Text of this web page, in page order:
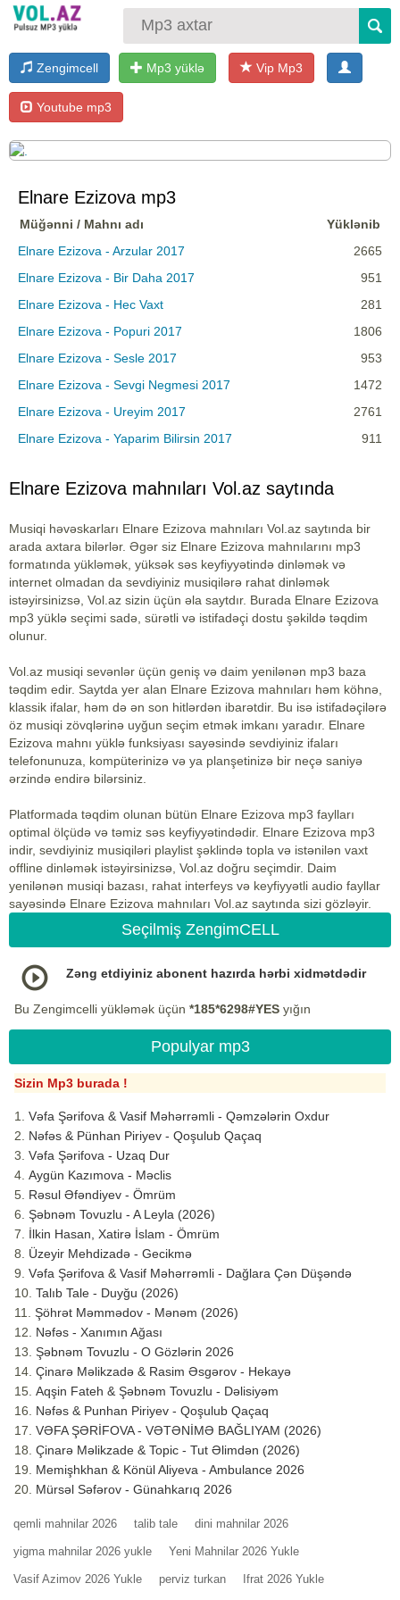
Zengimcell Mp3 yüklə Vip Mp3
Youtube mp3
Elnare Ezizova mp3
Müğənni / Mahnı adı
Yüklənib
Elnare Ezizova - Arzular 2017
2665
Elnare Ezizova - Bir Daha 2017
951
Elnare Ezizova - Hec Vaxt
281
Elnare Ezizova - Popuri 2017
1806
Elnare Ezizova - Sesle 2017
953
Elnare Ezizova - Sevgi Negmesi 2017
1472
Elnare Ezizova - Ureyim 2017
2761
Elnare Ezizova - Yaparim Bilirsin 2017
911
Elnare Ezizova mahnıları Vol.az saytında
Musiqi həvəskarları Elnare Ezizova mahnıları Vol.az saytında bir
arada axtara bilərlər. Əgər siz Elnare Ezizova mahnılarını mp3
formatında yükləmək, yüksək səs keyfiyyətində dinləmək və
internet olmadan da sevdiyiniz musiqilərə rahat dinləmək
istəyirsinizsə, Vol.az sizin üçün əla saytdır. Burada Elnare Ezizova
mp3 yüklə seçimi sadə, sürətli və istifadəçi dostu şəkildə təqdim
olunur.
Vol.az musiqi sevənlər üçün geniş və daim yenilənən mp3 baza
təqdim edir. Saytda yer alan Elnare Ezizova mahnıları həm köhnə,
klassik ifalar, həm də ən son hitlərdən ibarətdir. Bu isə istifadəçilərə
öz musiqi zövqlərinə uyğun seçim etmək imkanı yaradır. Elnare
Ezizova mahnı yüklə funksiyası sayəsində sevdiyiniz ifaları
telefonunuza, kompüterinizə və ya planşetinizə bir neçə saniyə
ərzində endirə bilərsiniz.
Platformada təqdim olunan bütün Elnare Ezizova mp3 faylları
optimal ölçüdə və təmiz səs keyfiyyətindədir. Elnare Ezizova mp3
indir, sevdiyiniz musiqiləri playlist şəklində topla və istənilən vaxt
offline dinləmək istəyirsinizsə, Vol.az doğru seçimdir. Daim
yenilənən musiqi bazası, rahat interfeys və keyfiyyətli audio fayllar
sayəsində Elnare Ezizova mahnıları Vol.az saytında sizi gözləyir.
Seçilmiş ZengimCELL
Zəng etdiyiniz abonent hazırda hərbi xidmətdədir
Bu Zengimcelli yükləmək üçün *185*6298#YES yığın
Populyar mp3
Sizin Mp3 burada !
Vəfa Şərifova & Vasif Məhərrəmli - Qəmzələrin Oxdur
Nəfəs & Pünhan Piriyev - Qoşulub Qaçaq
Vəfa Şərifova - Uzaq Dur
Aygün Kazımova - Məclis
Rəsul Əfəndiyev - Ömrüm
Şəbnəm Tovuzlu - A Leyla (2026)
İlkin Hasan, Xatirə İslam - Ömrüm
Üzeyir Mehdizadə - Gecikmə
Vəfa Şərifova & Vasif Məhərrəmli - Dağlara Çən Düşəndə
Talıb Tale - Duyğu (2026)
Şöhrət Məmmədov - Mənəm (2026)
Nəfəs - Xanımın Ağası
Şəbnəm Tovuzlu - O Gözlərin 2026
Çinarə Məlikzadə & Rasim Əsgərov - Hekayə
Aqşin Fateh & Şəbnəm Tovuzlu - Dəlisiyəm
Nəfəs & Punhan Piriyev - Qoşulub Qaçaq
VƏFA ŞƏRİFOVA - VƏTƏNİMƏ BAĞLIYAM (2026)
Çinarə Məlikzade & Topic - Tut Əlimdən (2026)
Memişhkhan & Könül Aliyeva - Ambulance 2026
Mürsəl Səfərov - Günahkarıq 2026
qemli mahnilar 2026 talib tale dini mahnilar 2026
yigma mahnilar 2026 yukle Yeni Mahnilar 2026 Yukle
Vasif Azimov 2026 Yukle perviz turkan Ifrat 2026 Yukle